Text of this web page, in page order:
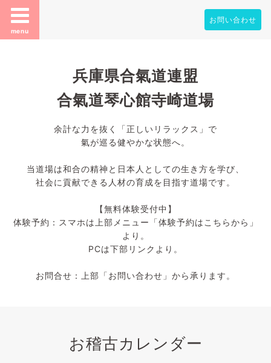
menu
お問い合わせ
兵庫県合氣道連盟
合氣道琴心館寺崎道場
余計な力を抜く「正しいリラックス」で
氣が巡る健やかな状態へ。
当道場は和合の精神と日本人としての生き方を学び、
社会に貢献できる人材の育成を目指す道場です。
【無料体験受付中】
体験予約：スマホは上部メニュー「体験予約はこちらから」
より。
PCは下部リンクより。
お問合せ：上部「お問い合わせ」から承ります。
お稽古カレンダー